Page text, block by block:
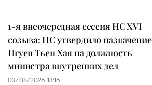
1-я внеочередная сессия НС XVI
созыва: НС утвердило назначение
Нгуен Тьен Хая на должность
министра внутренних дел
03/08/2026 13:16